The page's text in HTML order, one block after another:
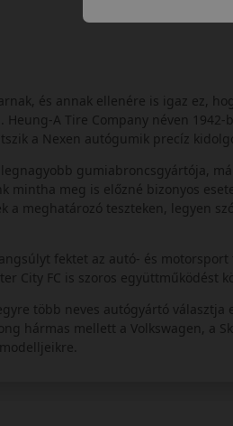
és annak ellenére is igaz ez,
Heung-A Tire Company néven
a Nexen autógumik precíz
gumiabroncsgyártója,
mintha meg is előzné bizonyos
a meghatározó teszteken, legyen
fektet az autó- és
City FC is szoros együttműködést
több neves autógyártó választja
hármas mellett a Volkswagen, a